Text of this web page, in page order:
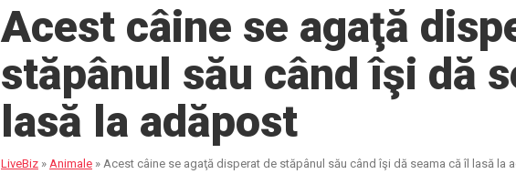
Acest câine se agaţă
stăpânul său când îşi dă
lasă la adăpost
LiveBiz » Animale » Acest câine se agaţă disperat de stăpânul său când îşi dă seama că îl lasă la